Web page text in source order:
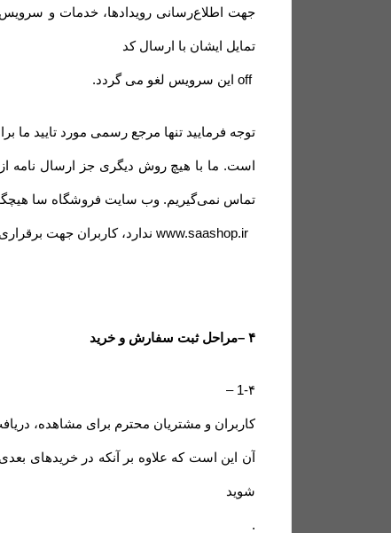
جهت اطلاع‌رسانی رویدادها، خدمات و
تمایل ایشان با ارسال کد
off این سرویس لغو می گردد.
توجه فرمایید تنها مرجع رسمی مورد تایید ما
است. ما با هیچ روش دیگری جز ارسال نامه
تماس نمی‌‏گیریم. وب سایت فروشگاه سا
www.saashop.ir ندارد، کاربران جهت
۴ –مراحل ثبت سفارش و خرید
1-۴ –
کاربران و مشتریان محترم برای مشاهده،
آن این است که علاوه بر آنکه در خریدهای
شوید
.